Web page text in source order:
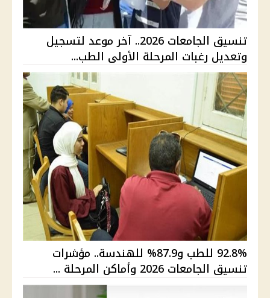
تنسيق الجامعات 2026.. آخر موعد لتسجيل
وتعديل رغبات المرحلة الأولى الطب...
92.8% للطب و87.9% للهندسة.. مؤشرات
تنسيق الجامعات 2026 وأماكن المرحلة ...